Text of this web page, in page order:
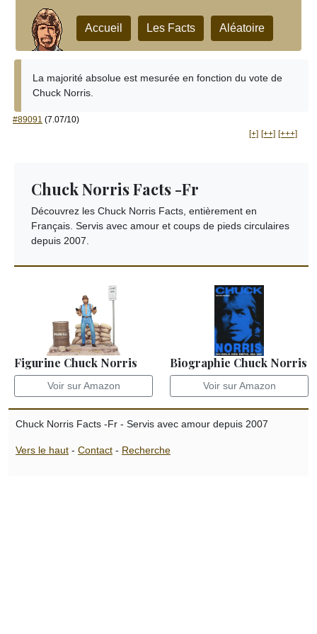
Accueil Les Facts Aléatoire
La majorité absolue est mesurée en fonction du vote de
Chuck Norris.
#89091 (7.07/10)
[+] [++] [+++]
Chuck Norris Facts -Fr
Découvrez les Chuck Norris Facts, entièrement en
Français. Servis avec amour et coups de pieds circulaires
depuis 2007.
Figurine Chuck Norris
Voir sur Amazon
Biographie Chuck Norris
Voir sur Amazon
Chuck Norris Facts -Fr - Servis avec amour depuis 2007
Vers le haut - Contact - Recherche